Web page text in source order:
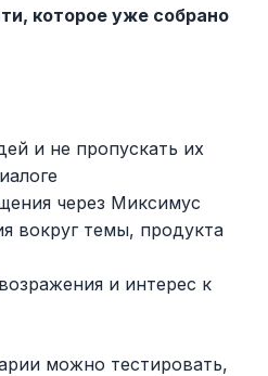
которое уже собрано
и не пропускать их
через Миксимус
вокруг темы, продукта
и интерес к
можно тестировать,